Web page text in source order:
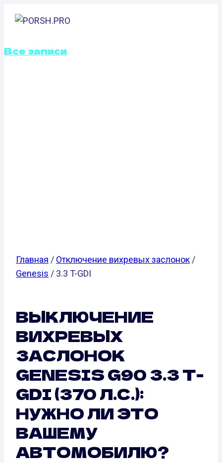
Все записи
Главная / Отключение вихревых заслонок /
Genesis / 3.3 T-GDI
ВЫКЛЮЧЕНИЕ
ВИХРЕВЫХ
ЗАСЛОНОК
GENESIS G90 3.3 T-
GDI (370 Л.С.):
НУЖНО ЛИ ЭТО
ВАШЕМУ
АВТОМОБИЛЮ?